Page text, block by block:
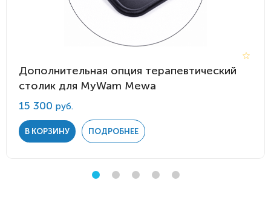
Дополнительная опция терапевтический
столик для MyWam Mewa
15 300 руб.
В КОРЗИНУ ПОДРОБНЕЕ